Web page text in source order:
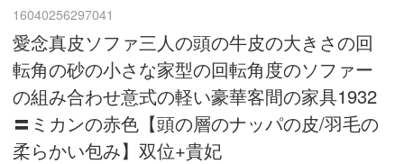
16040256297041
愛念真皮ソファ三人の頭の牛皮の大きさの回
転角の砂の小さな家型の回転角度のソファー
の組み合わせ意式の軽い豪華客間の家具1932
〓ミカンの赤色【頭の層のナッパの皮/羽毛の
柔らかい包み】双位+貴妃